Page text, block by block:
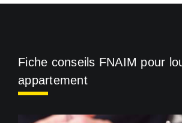
Fiche conseils FNAIM pour
appartement